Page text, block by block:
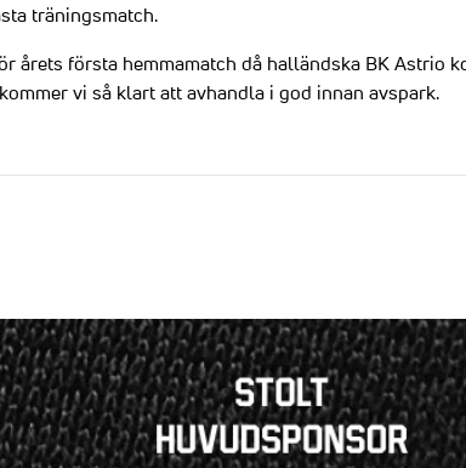
träningsmatch.
årets första hemmamatch då halländska BK Astrio
vi så klart att avhandla i god innan avspark.